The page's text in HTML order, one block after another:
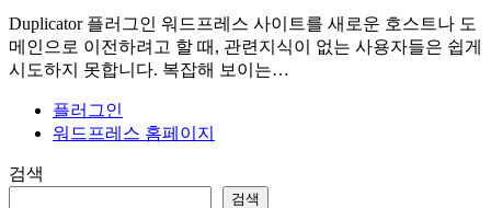
Duplicator 플러그인 워드프레스 사이트를 새로운 호스트나 도
메인으로 이전하려고 할 때, 관련지식이 없는 사용자들은 쉽게
시도하지 못합니다. 복잡해 보이는…
플러그인
워드프레스 홈페이지
검색
검색